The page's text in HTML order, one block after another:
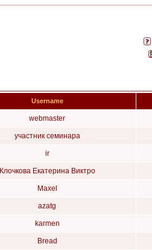
Username
webmaster
участник семинара
ir
Клочкова Екатерина Виктро
Maxel
azatg
karmen
Bread